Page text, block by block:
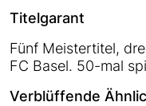
Titelgarant
Fünf Meistertitel,
FC Basel. 50-mal
Verblüffende